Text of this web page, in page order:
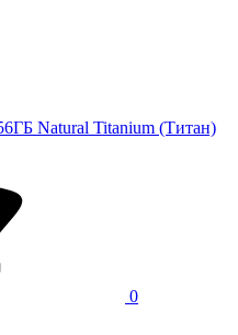
Natural Titanium (Титан)
0